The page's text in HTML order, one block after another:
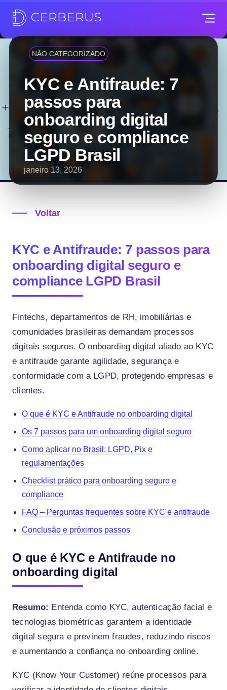
NÃO CATEGORIZADO
KYC e Antifraude: 7
passos para
onboarding digital
seguro e compliance
LGPD Brasil
janeiro 13, 2026
Voltar
KYC e Antifraude: 7 passos para
onboarding digital seguro e
compliance LGPD Brasil
Fintechs, departamentos de RH, imobiliárias e
comunidades brasileiras demandam processos
digitais seguros. O onboarding digital aliado ao KYC
e antifraude garante agilidade, segurança e
conformidade com a LGPD, protegendo empresas e
clientes.
O que é KYC e Antifraude no onboarding digital
Os 7 passos para um onboarding digital seguro
Como aplicar no Brasil: LGPD, Pix e
regulamentações
Checklist prático para onboarding seguro e
compliance
FAQ – Perguntas frequentes sobre KYC e antifraude
Conclusão e próximos passos
O que é KYC e Antifraude no
onboarding digital
Resumo: Entenda como KYC, autenticação facial e
tecnologias biométricas garantem a identidade
digital segura e previnem fraudes, reduzindo riscos
e aumentando a confiança no onboarding online.
KYC (Know Your Customer) reúne processos para